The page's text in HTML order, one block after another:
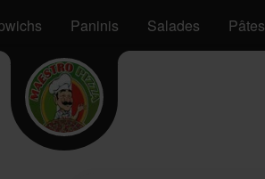
Paninis Salades Pâtes